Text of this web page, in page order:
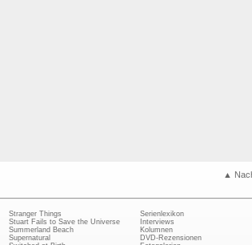
▲
Stranger Things
Stuart Fails to Save the Universe
Summerland Beach
Supernatural
Serienlexikon
Interviews
Kolumnen
DVD-Rezensionen